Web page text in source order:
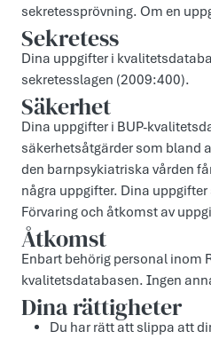
sekretessprövning. Om en
Sekretess
Dina uppgifter i
sekretesslagen (2009:400).
Säkerhet
Dina uppgifter i BUP-
säkerhetsåtgärder som bland
den barnpsykiatriska vården
några uppgifter. Dina
Förvaring och åtkomst av
Åtkomst
Enbart behörig personal inom
kvalitetsdatabasen. Ingen
Dina rättigheter
Du har rätt att slippa att